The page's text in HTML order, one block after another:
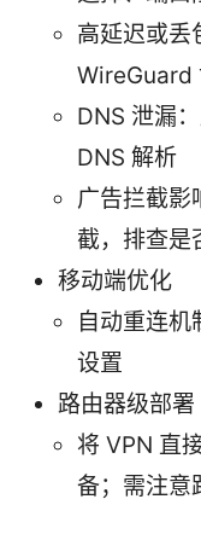
高延迟或丢
WireGuard
DNS 泄漏
DNS 解析
广告拦截影
截，排查是
移动端优化
自动重连机
设置
路由器级部署
将 VPN 直
备；需注意